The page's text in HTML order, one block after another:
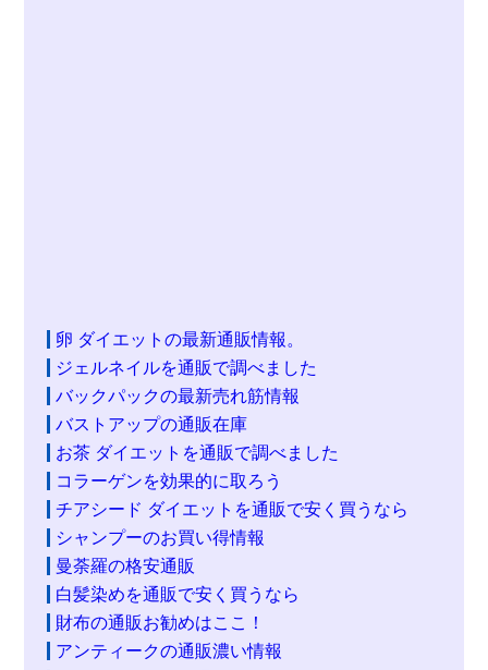
卵 ダイエットの最新通販情報。
ジェルネイルを通販で調べました
バックパックの最新売れ筋情報
バストアップの通販在庫
お茶 ダイエットを通販で調べました
コラーゲンを効果的に取ろう
チアシード ダイエットを通販で安く買うなら
シャンプーのお買い得情報
曼荼羅の格安通販
白髪染めを通販で安く買うなら
財布の通販お勧めはここ！
アンティークの通販濃い情報